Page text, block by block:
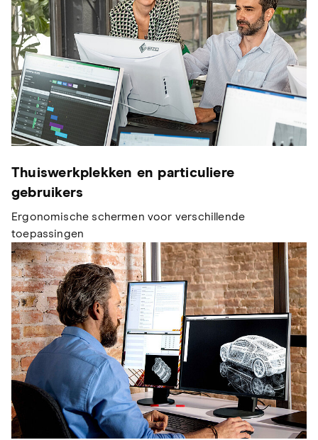
Thuiswerkplekken en particuliere
gebruikers
Ergonomische schermen voor verschillende
toepassingen